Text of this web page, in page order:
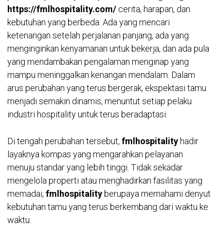
https://fmlhospitality.com/ cerita, harapan, dan
kebutuhan yang berbeda. Ada yang mencari
ketenangan setelah perjalanan panjang, ada yang
menginginkan kenyamanan untuk bekerja, dan ada pula
yang mendambakan pengalaman menginap yang
mampu meninggalkan kenangan mendalam. Dalam
arus perubahan yang terus bergerak, ekspektasi tamu
menjadi semakin dinamis, menuntut setiap pelaku
industri hospitality untuk terus beradaptasi.
Di tengah perubahan tersebut, fmlhospitality hadir
layaknya kompas yang mengarahkan pelayanan
menuju standar yang lebih tinggi. Tidak sekadar
mengelola properti atau menghadirkan fasilitas yang
memadai, fmlhospitality berupaya memahami denyut
kebutuhan tamu yang terus berkembang dari waktu ke
waktu.